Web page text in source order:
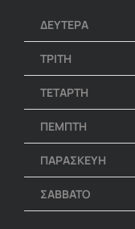
ΔΕΥΤΕΡΑ
ΤΡΙΤΗ
ΤΕΤΑΡΤΗ
ΠΕΜΠΤΗ
ΠΑΡΑΣΚΕΥΗ
ΣΑΒΒΑΤΟ